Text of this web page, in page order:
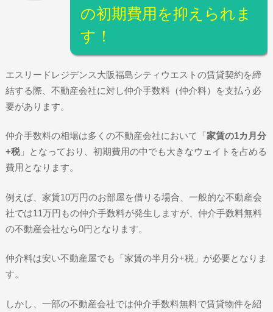
の初期費用を抑えられま
す！
エスリードレジデンス大阪福島シティウエストの賃貸契約を締
結する際、不動産会社に対し仲介手数料（仲介料）を支払う必
要があります。
仲介手数料の相場は多くの不動産会社において「家賃の1カ月分
+税」となっており、初期費用の中でも大きなウェイトを占める
費用となります。
例えば、家賃10万円のお部屋を借りる場合、一般的な不動産会
社では11万円もの仲介手数料が発生しますが、仲介手数料無料
の不動産会社なら0円となります。
仲介料は安い不動産屋でも「家賃の半月分+税」が必要となりま
す。
しかし、一部の不動産会社では仲介手数料無料で賃貸物件を紹